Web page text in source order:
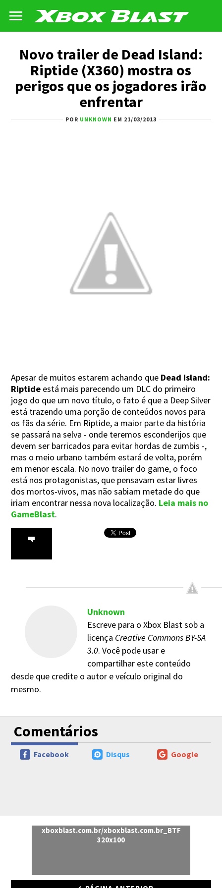
Novo trailer de Dead Island:
Riptide (X360) mostra os
perigos que os jogadores irão
enfrentar
POR UNKNOWN EM 21/03/2013
Apesar de muitos estarem achando que Dead Island:
Riptide está mais parecendo um DLC do primeiro
jogo do que um novo título, o fato é que a Deep Silver
está trazendo uma porção de conteúdos novos para
os fãs da série. Em Riptide, a maior parte da história
se passará na selva - onde teremos esconderijos que
devem ser barricados para evitar hordas de zumbis -,
mas o meio urbano também estará de volta, porém
em menor escala. No novo trailer do game, o foco
está nos protagonistas, que pensavam estar livres
dos mortos-vivos, mas não sabiam metade do que
iriam encontrar nessa nova localização. Leia mais no
GameBlast.
Unknown
Escreve para o Xbox Blast sob a
licença Creative Commons BY-SA
3.0. Você pode usar e
compartilhar este conteúdo
desde que credite o autor e veículo original do
mesmo.
Comentários
Google
Disqus
Facebook
xboxblast.com.br/xboxblast.com.br_BTF
320x100